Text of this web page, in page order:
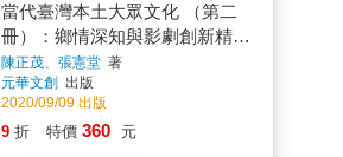
當代臺灣本土大眾文化 （第二
冊）：鄉情深知與影劇創新精選
集
陳正茂、張憲堂著
元華文創 出版
2020/09/09 出版
9 折 特價 360 元